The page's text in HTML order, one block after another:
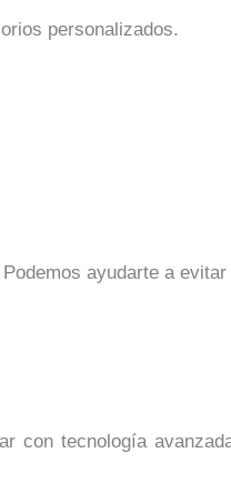
personalizados.
ayudarte a
con tecnología